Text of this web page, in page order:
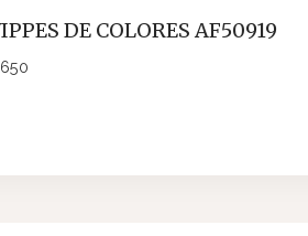
DE COLORES AF50919